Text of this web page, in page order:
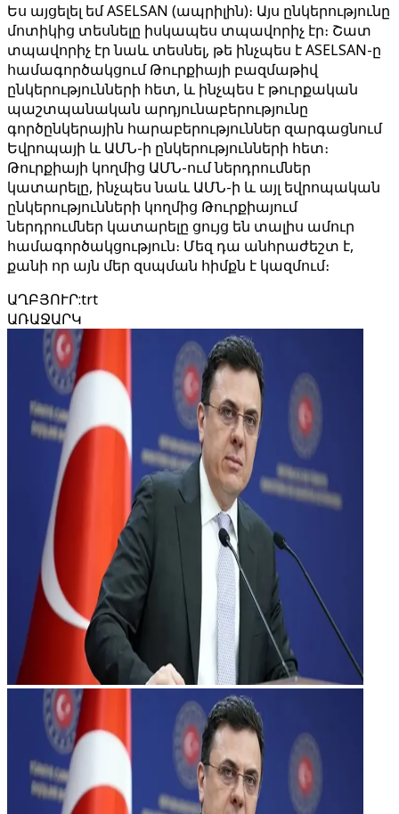
Ես այցելել եմ ASELSAN (ապրիլին)։ Այս ընկերությունը
մոտիկից տեսնելը իսկապես տպավորիչ էր։ Շատ
տպավորիչ էր նաև տեսնել, թե ինչպես է ASELSAN-ը
համագործակցում Թուրքիայի բազմաթիվ
ընկերությունների հետ, և ինչպես է թուրքական
պաշտպանական արդյունաբերությունը
գործընկերային հարաբերություններ զարգացնում
Եվրոպայի և ԱՄՆ-ի ընկերությունների հետ։
Թուրքիայի կողմից ԱՄՆ-ում ներդրումներ
կատարելը, ինչպես նաև ԱՄՆ-ի և այլ եվրոպական
ընկերությունների կողմից Թուրքիայում
ներդրումներ կատարելը ցույց են տալիս ամուր
համագործակցություն։ Մեզ դա անհրաժեշտ է,
քանի որ այն մեր զսպման հիմքն է կազմում։
ԱՂԲՅՈՒՐ:trt
ԱՌԱՋԱՐԿ